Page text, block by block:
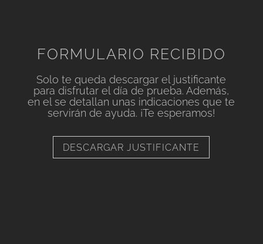
FORMULARIO RECIBIDO
Solo te queda descargar el justificante
para disfrutar el día de prueba. Además,
en el se detallan unas indicaciones que te
servirán de ayuda. ¡Te esperamos!
DESCARGAR JUSTIFICANTE